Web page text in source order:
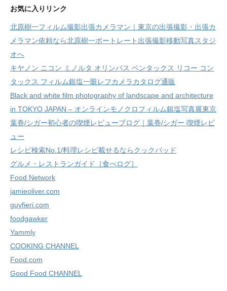
お気に入りリンク
北原樹一フィルム撮影出張カメラマン｜東京の出張撮影・出張カ
メラマン依頼なら北原樹一ポートレート出張撮影移動写真スタジ
オへ
キヤノン ニコン ミノルタ オリンパス ペンタックス リコー コン
タックス フィルム銀塩一眼レフカメラカタログ通販
Black and white film photography of landscape and architecture
in TOKYO JAPAN – オンラインモノクロフィルム銀塩写真展東京
葉巻/シガー初心者の喫煙レビューブログ｜葉巻/シガー 喫煙レビ
ュー
レシピ検索No.1/料理レシピ載せるならクックパッド
グルメ・レストランガイド［食べログ］
Food Network
jamieoliver.com
guyfieri.com
foodgawker
Yammly
COOKING CHANNEL
Food.com
Good Food CHANNEL